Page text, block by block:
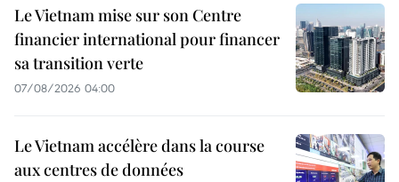
Le Vietnam mise sur son Centre
financier international pour financer
sa transition verte
07/08/2026 04:00
Le Vietnam accélère dans la course
aux centres de données